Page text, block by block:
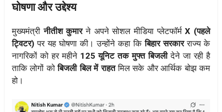
घोषणा और उद्देश्य
मुख्यमंत्रीनीतीश कुमारने अपने सोशल मीडिया प्लेटफॉर्मX (पहले
ट्विटर) पर यह घोषणा की। उन्होंने कहा किबिहार सरकारराज्य के
नागरिकों को हर महीने 125 यूनिट तक मुफ्त बिजलीदेने जा रही है
ताकि लोगों कोबिजली बिल में राहतमिल सके और आर्थिक बोझ कम
हो।